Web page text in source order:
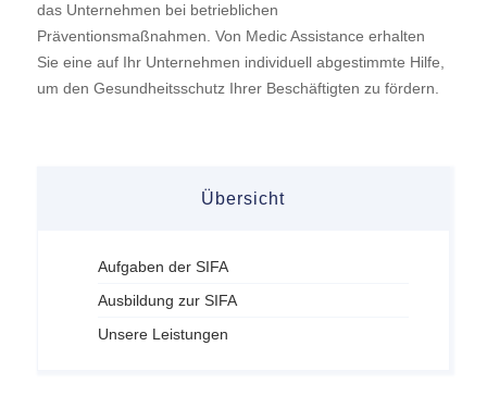
das Unternehmen bei betrieblichen
Präventionsmaßnahmen. Von Medic Assistance erhalten
Sie eine auf Ihr Unternehmen individuell abgestimmte Hilfe,
um den Gesundheitsschutz Ihrer Beschäftigten zu fördern.
Übersicht
Aufgaben der SIFA
Ausbildung zur SIFA
Unsere Leistungen